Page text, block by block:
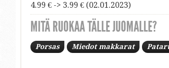
4.99 € -> 3.99 € (02.01.2023)
MITÄ RUOKAA TÄLLE JUOMALLE?
Porsas Miedot makkarat